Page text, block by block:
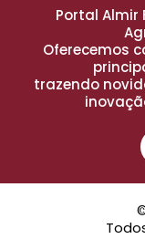
Portal Almir
Oferecemos
trazendo